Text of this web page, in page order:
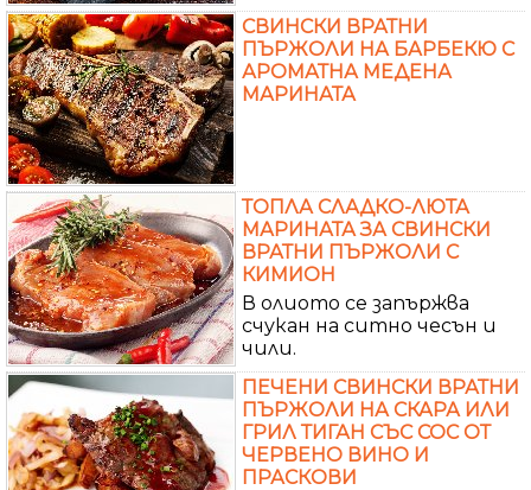
СВИНСКИ ВРАТНИ
ПЪРЖОЛИ НА БАРБЕКЮ С
АРОМАТНА МЕДЕНА
МАРИНАТА
ТОПЛА СЛАДКО-ЛЮТА
МАРИНАТА ЗА СВИНСКИ
ВРАТНИ ПЪРЖОЛИ С
КИМИОН
В олиото се запържва
счукан на ситно чесън и
чили.
ПЕЧЕНИ СВИНСКИ ВРАТНИ
ПЪРЖОЛИ НА СКАРА ИЛИ
ГРИЛ ТИГАН СЪС СОС ОТ
ЧЕРВЕНО ВИНО И
ПРАСКОВИ